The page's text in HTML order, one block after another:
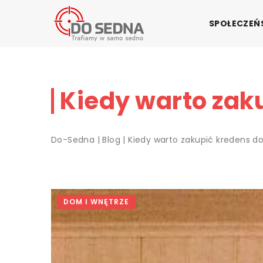
Kiedy warto
Do-Sedna |Blog |Kiedy warto zakupić kredens
DOM I WNĘTRZE